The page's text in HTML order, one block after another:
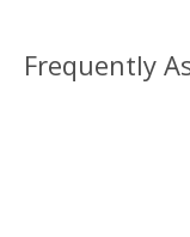
Frequently